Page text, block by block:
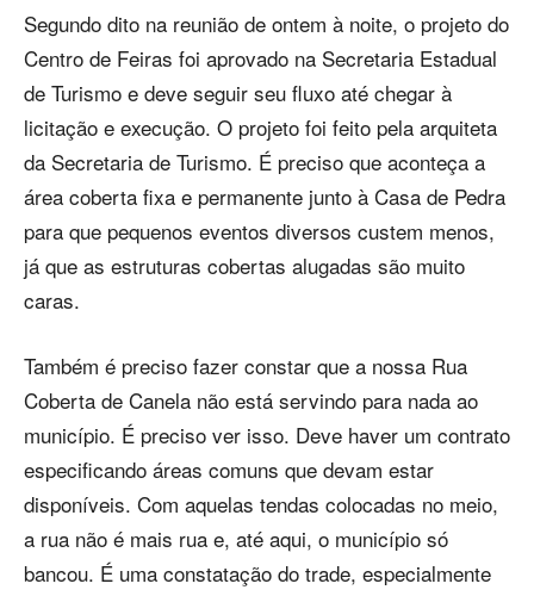
Segundo dito na reunião de ontem à noite, o projeto do
Centro de Feiras foi aprovado na Secretaria Estadual
de Turismo e deve seguir seu fluxo até chegar à
licitação e execução. O projeto foi feito pela arquiteta
da Secretaria de Turismo. É preciso que aconteça a
área coberta fixa e permanente junto à Casa de Pedra
para que pequenos eventos diversos custem menos,
já que as estruturas cobertas alugadas são muito
caras.
Também é preciso fazer constar que a nossa Rua
Coberta de Canela não está servindo para nada ao
município. É preciso ver isso. Deve haver um contrato
especificando áreas comuns que devam estar
disponíveis. Com aquelas tendas colocadas no meio,
a rua não é mais rua e, até aqui, o município só
bancou. É uma constatação do trade, especialmente